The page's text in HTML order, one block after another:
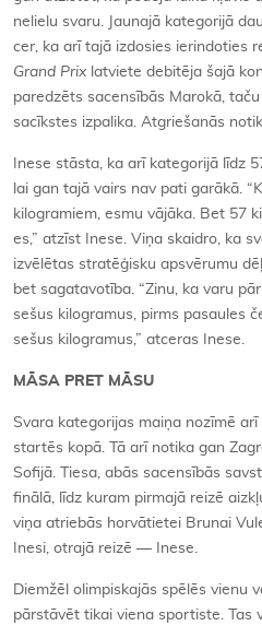
nelielu svaru. Jaunajā kategorijā
cer, ka arī tajā izdosies ierindoties
Grand Prix latviete debitēja šajā
paredzēts sacensībās Marokā,
sacīkstes izpalika. Atgriešanās
Inese stāsta, ka arī kategorijā līdz
lai gan tajā vairs nav pati garākā.
kilogramiem, esmu vājāka. Bet 57
es,” atzīst Inese. Viņa skaidro, ka
izvēlētas stratēģisku apsvērumu
bet sagatavotība. “Zinu, ka varu
sešus kilogramus, pirms pasaules
sešus kilogramus,” atceras Inese.
MĀSA PRET MĀSU
Svara kategorijas maiņa nozīmē
startēs kopā. Tā arī notika gan
Sofijā. Tiesa, abās sacensībās
finālā, līdz kuram pirmajā reizē
viņa atriebās horvātietei Brunai
Inesi, otrajā reizē — Inese.
Diemžēl olimpiskajās spēlēs vienu
pārstāvēt tikai viena sportiste. Tas